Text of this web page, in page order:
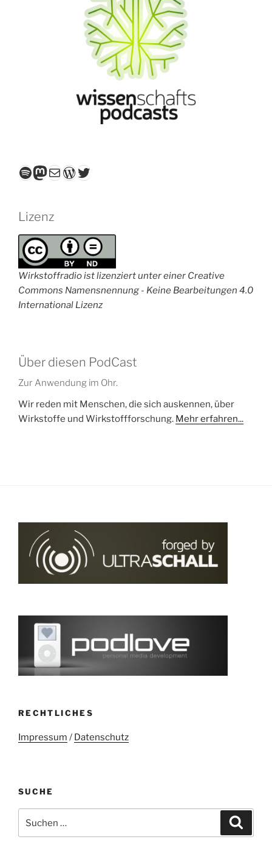
Spotify
Mastodon
E-MailWordPress
Twitter
Lizenz
Wirkstoffradio ist lizenziert unter einer Creative
Commons Namensnennung - Keine Bearbeitungen 4.0
International Lizenz
Über diesen PodCast
Zur Anwendung im Ohr.
Wir reden mit Menschen, die sich auskennen, über
Wirkstoffe und Wirkstoffforschung. Mehr erfahren...
RECHTLICHES
Impressum / Datenschutz
SUCHE
nach: